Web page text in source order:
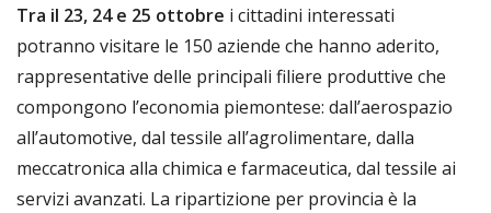
Tra il 23, 24 e 25 ottobre i cittadini interessati
potranno visitare le 150 aziende che hanno aderito,
rappresentative delle principali filiere produttive che
compongono l’economia piemontese: dall’aerospazio
all’automotive, dal tessile all’agrolimentare, dalla
meccatronica alla chimica e farmaceutica, dal tessile ai
servizi avanzati. La ripartizione per provincia è la